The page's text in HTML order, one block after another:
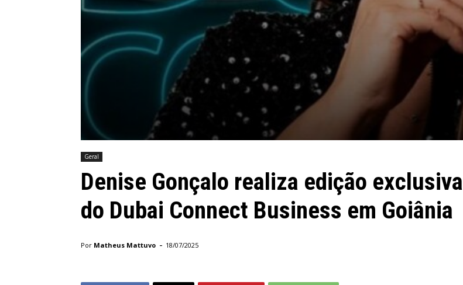
Geral
Denise Gonçalo realiza edição exclusiva
do Dubai Connect Business em Goiânia
Por Matheus Mattuvo - 18/07/2025